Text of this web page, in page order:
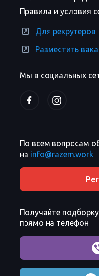
Мы в социальных
Правила и условия
Для рекрутеров
Разместить
По всем вопросам
на info@razem.work
Получайте
прямо на телефон